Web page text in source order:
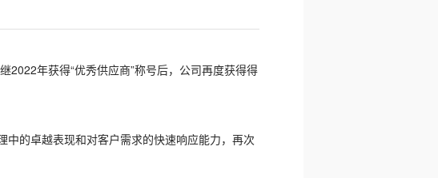
2022年获得“优秀供应商”称号后，公司再度获得得
中的卓越表现和对客户需求的快速响应能力，再次